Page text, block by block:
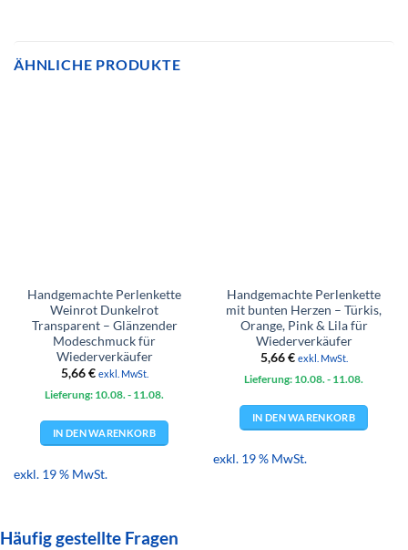
ÄHNLICHE PRODUKTE
Handgemachte Perlenkette
Weinrot Dunkelrot
Transparent – Glänzender
Modeschmuck für
Wiederverkäufer
5,66€ exkl. MwSt.
Lieferung: 10.08. - 11.08.
IN DEN WARENKORB
exkl. 19 % MwSt.
Handgemachte Perlenkette
mit bunten Herzen – Türkis,
Orange, Pink & Lila für
Wiederverkäufer
5,66€ exkl. MwSt.
Lieferung: 10.08. - 11.08.
IN DEN WARENKORB
exkl. 19 % MwSt.
Häufig gestellte Fragen